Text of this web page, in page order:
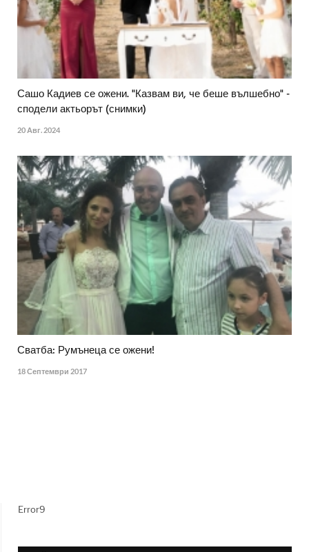
Сашо Кадиев се ожени. "Казвам ви, че беше вълшебно" -
сподели актьорът (снимки)
20 Авг. 2024
Сватба: Румънеца се ожени!
18 Септември 2017
Error9